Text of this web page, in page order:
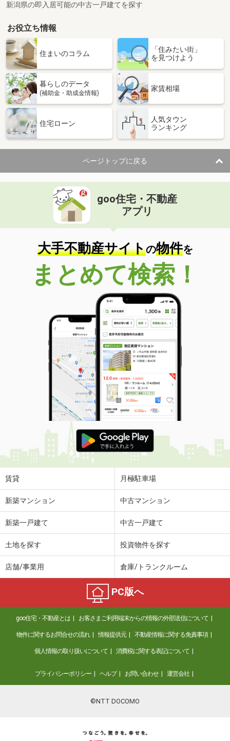
土地面積 213.51m²
新潟県新潟市西区木場
価 格
1,400万円
新潟県新潟市西区木場
建物面積 140.42m²
土地面積
195.55m²
新潟県新潟市南区犬帰新田
1,250万円
住 所
新潟県新潟市南区犬帰新田
建物面積 116.78m²
土地面積 271.14m²
新潟県柏崎市南半田
価 格
1,980万円
住 所
新潟県柏崎市南半田
建物面積 235.03m²
土地面積
622.87m²
新潟県燕市新生町１
価 格
900万円
新潟県燕市新生町１
111.56m²
土地面積 177.15m²
新潟県新潟市西区木場
価 格
1,400万円
住 所
新潟県新潟市西区木場
建物面積 140.42m²
土地面積 195.55m²
新潟県新発田市緑町２丁目
価 格
1,450万円
住 所
新潟県新発田市緑町２丁目
建物面積
213.51m²
新潟県新潟市西区五十嵐２の町
1,380万円
1,900万円
住 所
新潟県新潟市西区寺尾北１
建物面積 139.94m²
土地面積
326.61m²
新潟県新潟市西区寺尾東１
価 格
1,750万円
住 所
新潟県新潟市西区寺尾東１
149.95m²
新潟県新潟市中央区美咲町１
新潟県の即入居可能の中古一戸建てを探す
お役立ち情報
住まいのコラム
「住みたい街」
を見つけよう
暮らしのデータ
(補助金・助成金情報)
家賃相場
住宅ローン
人気タウン
ランキング
ページトップに戻る
goo住宅・不動産
アプリ
大手不動産サイトの物件を
まとめて検索！
賃貸 月極駐車場
新築マンション 中古マンション
新築一戸建て 中古一戸建て
土地を探す 投資物件を探す
店舗/事業用 倉庫/トランクルーム
PC版へ
goo住宅・不動産とは お客さまご利用端末からの情報の外部送信について
物件に関するお問合せの流れ 情報提供元 不動産情報に関する免責事項
個人情報の取り扱いについて 消費税に関する表記について
プライバシーポリシー ヘルプ お問い合わせ 運営会社
©NTT DOCOMO